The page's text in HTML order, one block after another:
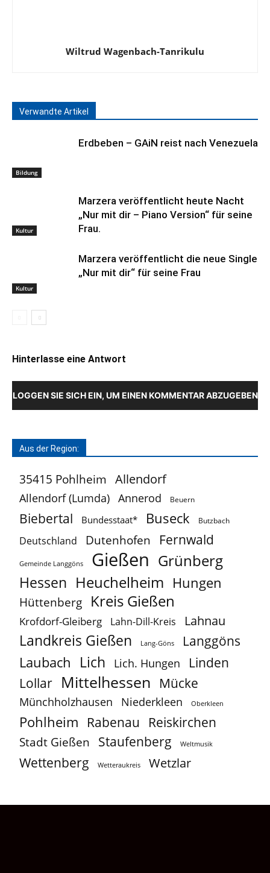
Wiltrud Wagenbach-Tanrikulu
Verwandte Artikel
Bildung
Erdbeben – GAiN reist nach Venezuela
Kultur
Marzera veröffentlicht heute Nacht
„Nur mit dir – Piano Version“ für seine
Frau.
Kultur
Marzera veröffentlicht die neue Single
„Nur mit dir“ für seine Frau
Hinterlasse eine Antwort
LOGGEN SIE SICH EIN, UM EINEN KOMMENTAR ABZUGEBEN
Aus der Region:
35415 Pohlheim Allendorf
Allendorf (Lumda) Annerod Beuern
Biebertal Bundesstaat* Buseck Butzbach
Deutschland Dutenhofen Fernwald
Gemeinde Langgöns Gießen Grünberg
Hessen Heuchelheim Hungen
Hüttenberg Kreis Gießen
Krofdorf-Gleiberg Lahn-Dill-Kreis Lahnau
Landkreis Gießen Lang-Göns Langgöns
Laubach Lich Lich. Hungen
Linden
Lollar Mittelhessen Mücke
Münchholzhausen Niederkleen Oberkleen
Pohlheim Rabenau Reiskirchen
Stadt Gießen Staufenberg Weltmusik
Wettenberg Wetteraukreis Wetzlar